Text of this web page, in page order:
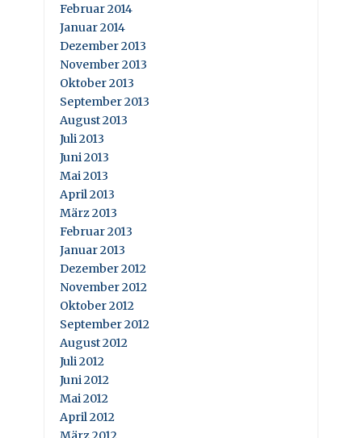
Februar 2014
Januar 2014
Dezember 2013
November 2013
Oktober 2013
September 2013
August 2013
Juli 2013
Juni 2013
Mai 2013
April 2013
März 2013
Februar 2013
Januar 2013
Dezember 2012
November 2012
Oktober 2012
September 2012
August 2012
Juli 2012
Juni 2012
Mai 2012
April 2012